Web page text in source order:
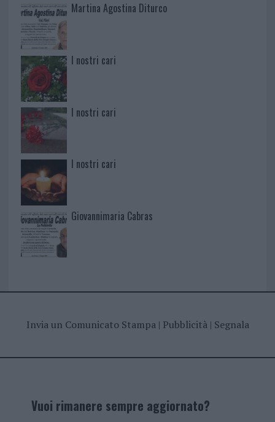
Martina Agostina Diturco
I nostri cari
I nostri cari
I nostri cari
Giovannimaria Cabras
Invia un Comunicato Stampa| Pubblicità| Segnala
Vuoi rimanere sempre aggiornato?